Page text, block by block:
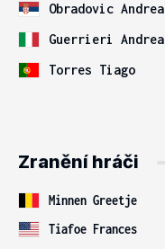
Obradovic Andrea
Guerrieri Andrea
Torres Tiago
Zranění hráči
Minnen Greetje
Tiafoe Frances